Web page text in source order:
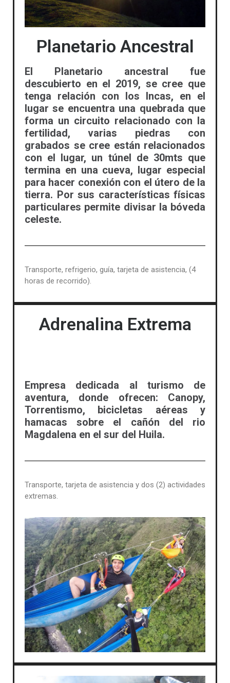
Planetario Ancestral
El Planetario ancestral fue
descubierto en el 2019, se cree que
tenga relación con los Incas, en el
lugar se encuentra una quebrada que
forma un circuito relacionado con la
fertilidad, varias piedras con
grabados se cree están relacionados
con el lugar, un túnel de 30mts que
termina en una cueva, lugar especial
para hacer conexión con el útero de la
tierra. Por sus características físicas
particulares permite divisar la bóveda
celeste.
Transporte, refrigerio, guía, tarjeta de asistencia, (4
horas de recorrido).
Adrenalina Extrema
Empresa dedicada al turismo de
aventura, donde ofrecen: Canopy,
Torrentismo, bicicletas aéreas y
hamacas sobre el cañón del rio
Magdalena en el sur del Huila.
Transporte, tarjeta de asistencia y dos (2) actividades
extremas.